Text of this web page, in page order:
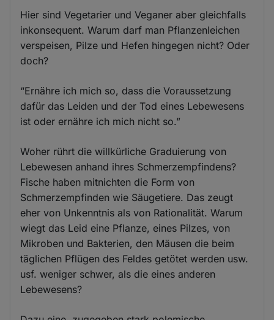
Hier sind Vegetarier und Veganer aber gleichfalls
inkonsequent. Warum darf man Pflanzenleichen
verspeisen, Pilze und Hefen hingegen nicht? Oder
doch?
“Ernähre ich mich so, dass die Voraussetzung
dafür das Leiden und der Tod eines Lebewesens
ist oder ernähre ich mich nicht so.”
Woher rührt die willkürliche Graduierung von
Lebewesen anhand ihres Schmerzempfindens?
Fische haben mitnichten die Form von
Schmerzempfinden wie Säugetiere. Das zeugt
eher von Unkenntnis als von Rationalität. Warum
wiegt das Leid eine Pflanze, eines Pilzes, von
Mikroben und Bakterien, den Mäusen die beim
täglichen Pflügen des Feldes getötet werden usw.
usf. weniger schwer, als die eines anderen
Lebewesens?